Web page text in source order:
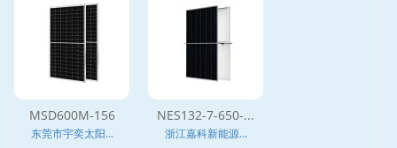
MSD600M-156
东莞市宇奕太阳...
NES132-7-650-...
浙江嘉科新能源...